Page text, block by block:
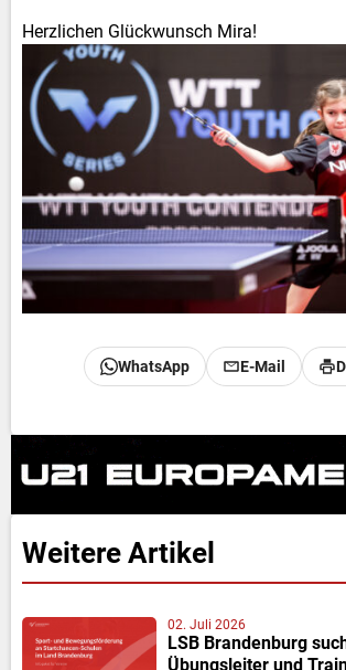
Herzlichen Glückwunsch Mira!
WhatsApp E-Mail
Weitere Artikel
LSB Brandenburg
Übungsleiter und
02. Juli 2026